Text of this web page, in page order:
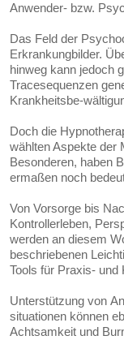
Anwender- bzw.
Das Feld der
Erkrankungbilder.
hinweg kann jedoch
Tracesequenzen
Krankheitsbe-
Doch die
wählten Aspekte der
Besonderen, haben
ermaßen noch
Von Vorsorge bis
Kontrollerleben,
werden an diesem
beschriebenen
Tools für Praxis-
Unterstützung von
situationen können
Achtsamkeit und